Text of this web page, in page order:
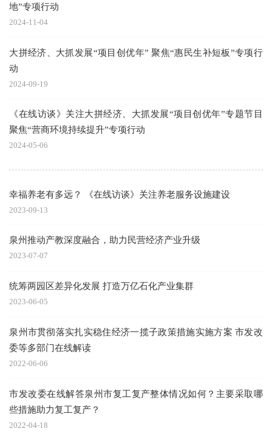
地”专项行动
2024-11-04
大拼经济、大抓发展“项目创优年” 聚焦“惠民生补短板”专项行
动
2024-09-19
《在线访谈》关注大拼经济、大抓发展“项目创优年”专题节目
聚焦“营商环境持续提升”专项行动
2024-05-06
幸福养老有多远？ 《在线访谈》关注养老服务设施建设
2023-09-13
泉州推动产教深度融合，助力民营经济产业升级
2023-07-07
统筹两园区差异化发展 打造万亿石化产业集群
2023-06-05
泉州市贯彻落实扎实稳住经济一揽子政策措施实施方案 市发改
委等多部门在线解读
2022-06-06
市发改委在线解答泉州市复工复产整体情况如何？主要采取哪
些措施助力复工复产？
2022-04-18